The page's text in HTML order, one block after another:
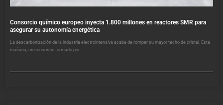
Consorcio químico europeo inyecta 1.800 millones en reactores SMR para
asegurar su autonomía energética
La descarbonización de la industria electrointensiva acaba de romper su mayor techo de cristal. Esta
mañana, un consorcio formado por